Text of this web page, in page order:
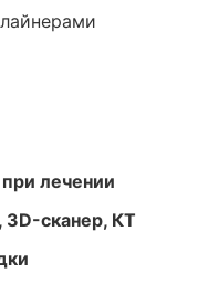
лечении
сканер, КТ